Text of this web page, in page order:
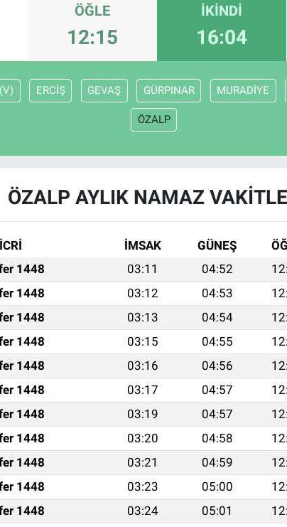
ÖĞLE
12:15
İKINDI
16:04
ERCİŞ GEVAŞ GÜRPINAR MURADİYE
ÖZALP
ÖZALP AYLIK NAMAZ
İMSAK GÜNEŞ
1448 03:11 04:52
1448 03:12 04:53
1448 03:13 04:54
1448 03:15 04:55
1448 03:16 04:56
1448 03:17 04:57
1448 03:19 04:57
1448 03:20 04:58
1448 03:21 04:59
1448 03:23 05:00
1448 03:24 05:01